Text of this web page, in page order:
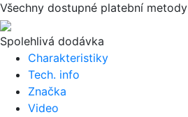
Všechny dostupné platební metody
Spolehlivá dodávka
Charakteristiky
Tech. info
Značka
Video